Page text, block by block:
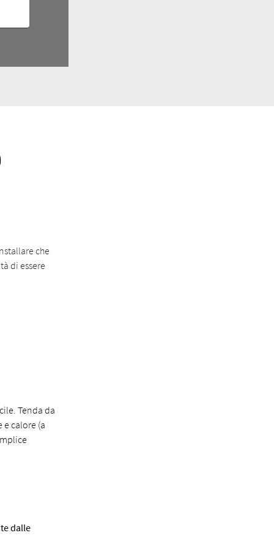
che
di essere
Tenda da
calore (a
dalle